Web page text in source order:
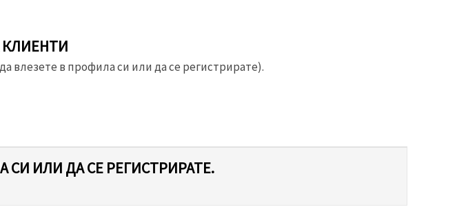
влезете в профила си или да се регистрирате).
ИЛИ ДА СЕ РЕГИСТРИРАТЕ.